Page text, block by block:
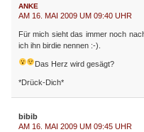
ANKE
AM 16. MAI 2009 UM 09:40 UHR
Für mich sieht das immer noch
ich ihn birdie nennen :-).
Das Herz wird gesägt?
*Drück-Dich*
bibib
AM 16. MAI 2009 UM 09:45 UHR